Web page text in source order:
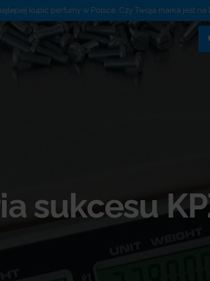
kupić perfumy w Polsce. Czy Twoja marka jest na
sukcesu